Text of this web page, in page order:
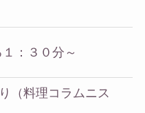
：３０分～
（料理コラムニス